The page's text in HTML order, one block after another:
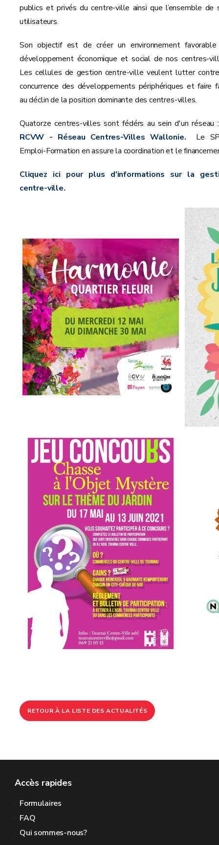
publics et privés du centre-ville ainsi que l’ensemble de
utilisateurs.
Son objectif est de créer un environnement
développement économique et social de nos centres-
Les cellules de gestion centre-ville veulent lutter
concurrence des développements périphériques et faire
au déclin de la position dominante des centres-villes.
Quatorze centres-villes sont fédérs au sein d'un réseau
RCVW - Réseau Centres-Villes Wallonie. Le
Emploi-Formation en assure la coordination et le
Cliquez ici pour plus d'informations sur la
centre-ville.
RETOUR À LA LISTE DES ACTUALITÉS
Accès rapides
Formulaires
FAQ
Qui sommes-nous?